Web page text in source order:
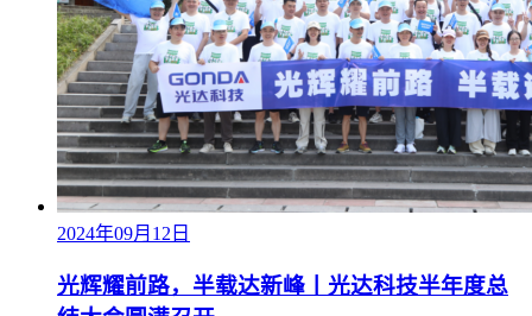
2024年09月12日
光辉耀前路，半载达新峰丨光达科技半年度总